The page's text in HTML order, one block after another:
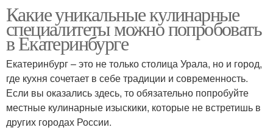
Какие уникальные кулинарные
специалитеты можно попробовать
в Екатеринбурге
Екатеринбург – это не только столица Урала, но и город,
где кухня сочетает в себе традиции и современность.
Если вы оказались здесь, то обязательно попробуйте
местные кулинарные изыскики, которые не встретишь в
других городах России.